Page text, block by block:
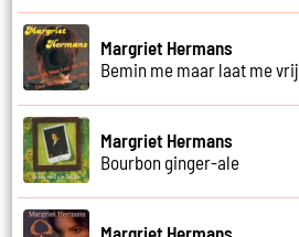
Margriet Hermans
Bemin me maar laat me vrij
Margriet Hermans
Bourbon ginger-ale